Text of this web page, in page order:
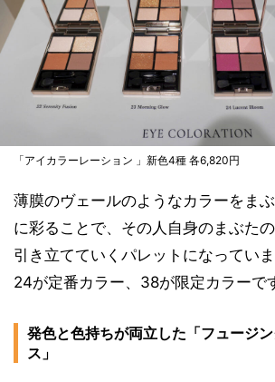
「アイカラーレーション 」新色4種 各6,820円
薄膜のヴェールのようなカラーをま
に彩ることで、その人自身のまぶた
引き立てていくパレットになってい
24が定番カラー、38が限定カラーで
発色と色持ちが両立した「フュージ
ス」